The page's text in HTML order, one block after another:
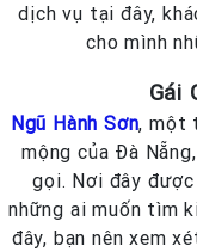
dịch vụ tại đây,
cho mình
Gái
Ngũ Hành Sơn, một
mộng của Đà
gọi. Nơi đây
những ai muốn tìm
đây, bạn nên xem